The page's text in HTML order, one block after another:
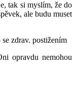
tak si myslím, že do
ale budu muset
zdrav. postižením
opravdu nemohou